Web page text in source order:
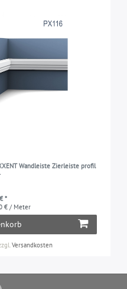
Wandleiste Zierleiste profil
*
€ / Meter
Versandkosten